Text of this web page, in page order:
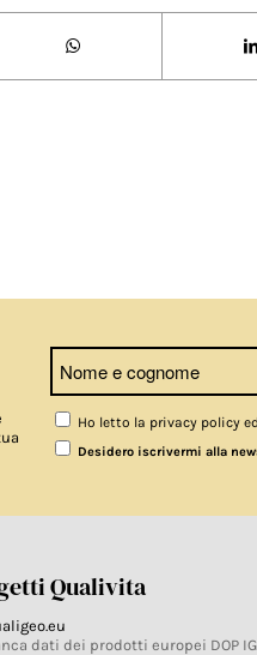
Ho letto la privacy policy
Desidero iscrivermi alla
Qualivita
dati dei prodotti europei DOP